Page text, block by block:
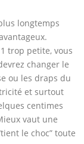
longtemps
trop petite, vous
changer le
ou les draps du
et surtout
centimes
vaut une
le choc” toute